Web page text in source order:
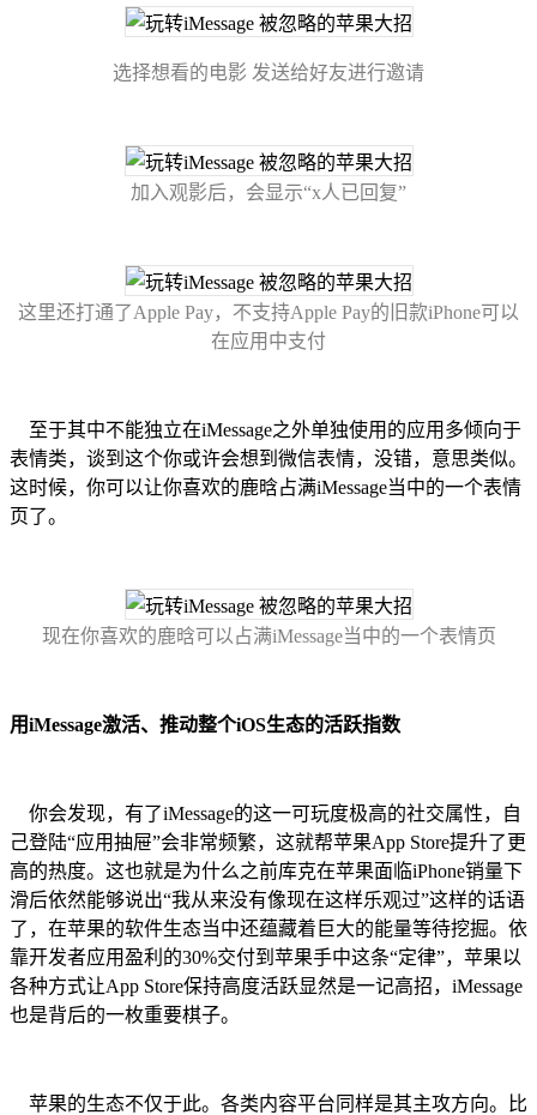
选择想看的电影 发送给好友进行邀请
加入观影后，会显示“x人已回复”
这里还打通了Apple Pay，不支持Apple Pay的旧款iPhone可以
在应用中支付
至于其中不能独立在iMessage之外单独使用的应用多倾向于
表情类，谈到这个你或许会想到微信表情，没错，意思类似。
这时候，你可以让你喜欢的鹿晗占满iMessage当中的一个表情
页了。
现在你喜欢的鹿晗可以占满iMessage当中的一个表情页
用iMessage激活、推动整个iOS生态的活跃指数
你会发现，有了iMessage的这一可玩度极高的社交属性，自
己登陆“应用抽屉”会非常频繁，这就帮苹果App Store提升了更
高的热度。这也就是为什么之前库克在苹果面临iPhone销量下
滑后依然能够说出“我从来没有像现在这样乐观过”这样的话语
了，在苹果的软件生态当中还蕴藏着巨大的能量等待挖掘。依
靠开发者应用盈利的30%交付到苹果手中这条“定律”，苹果以
各种方式让App Store保持高度活跃显然是一记高招，iMessage
也是背后的一枚重要棋子。
苹果的生态不仅于此。各类内容平台同样是其主攻方向。比